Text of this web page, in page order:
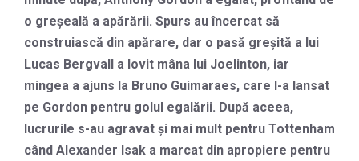
o greșeală a apărării. Spurs au încercat să
construiască din apărare, dar o pasă greșită a lui
Lucas Bergvall a lovit mâna lui Joelinton, iar
mingea a ajuns la Bruno Guimaraes, care l-a lansat
pe Gordon pentru golul egalării. După aceea,
lucrurile s-au agravat și mai mult pentru Tottenham
când Alexander Isak a marcat din apropiere pentru